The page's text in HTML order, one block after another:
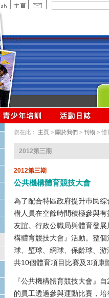
您在此： 主頁 > 關於我們 > 刊物 > 體
2012第三期
2012第三期
公共機構體育競技大會
為了配合特區政府提升巿民
構人員在空餘時間積極參與
友誼。行政公職局與體育發
構體育競技大會』活動。整
球、壁球、網球、保齡球、
共10個體育項目比賽及3項康
『公共機構體育競技大會』
的員工透過參與運動比賽，